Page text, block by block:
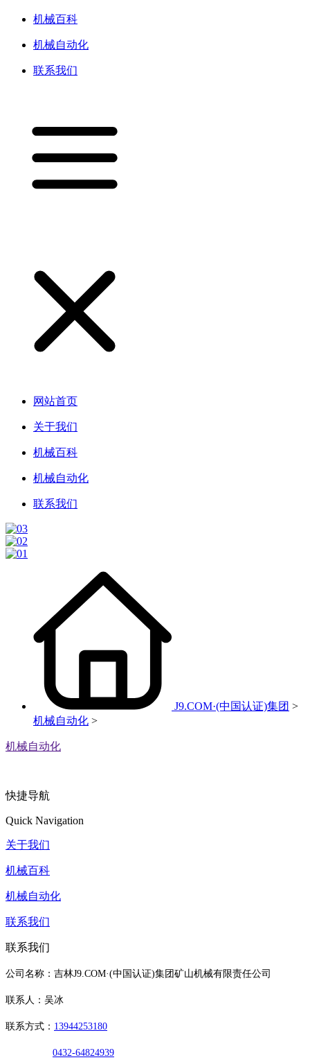
机械百科
机械自动化
联系我们
网站首页
关于我们
机械百科
机械自动化
联系我们
J9.COM·(中国认证)集团 >
机械自动化 >
机械自动化
快捷导航
Quick Navigation
关于我们
机械百科
机械自动化
联系我们
联系我们
公司名称：吉林J9.COM·(中国认证)集团矿山机械有限责任公司
联系人：吴冰
联系方式： 13944253180
0432-64824939